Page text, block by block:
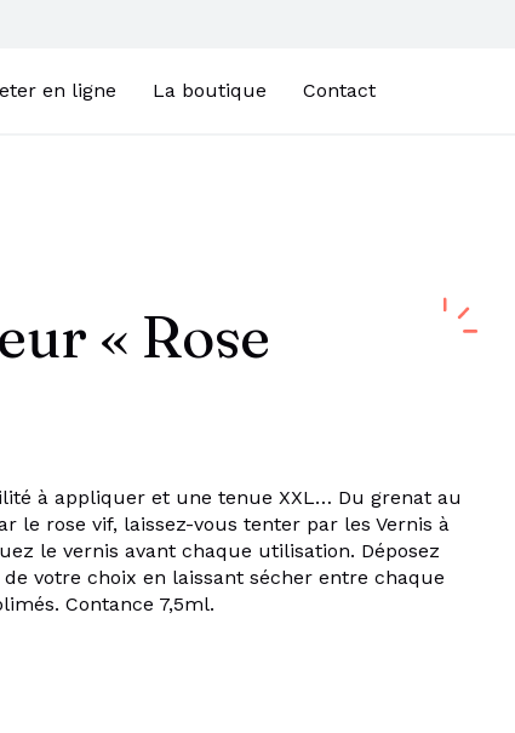
en ligne La boutique Contact
« Rose
à appliquer et une tenue XXL… Du grenat au
le rose vif, laissez-vous tenter par les Vernis à
le vernis avant chaque utilisation. Déposez
votre choix en laissant sécher entre chaque
Contance 7,5ml.